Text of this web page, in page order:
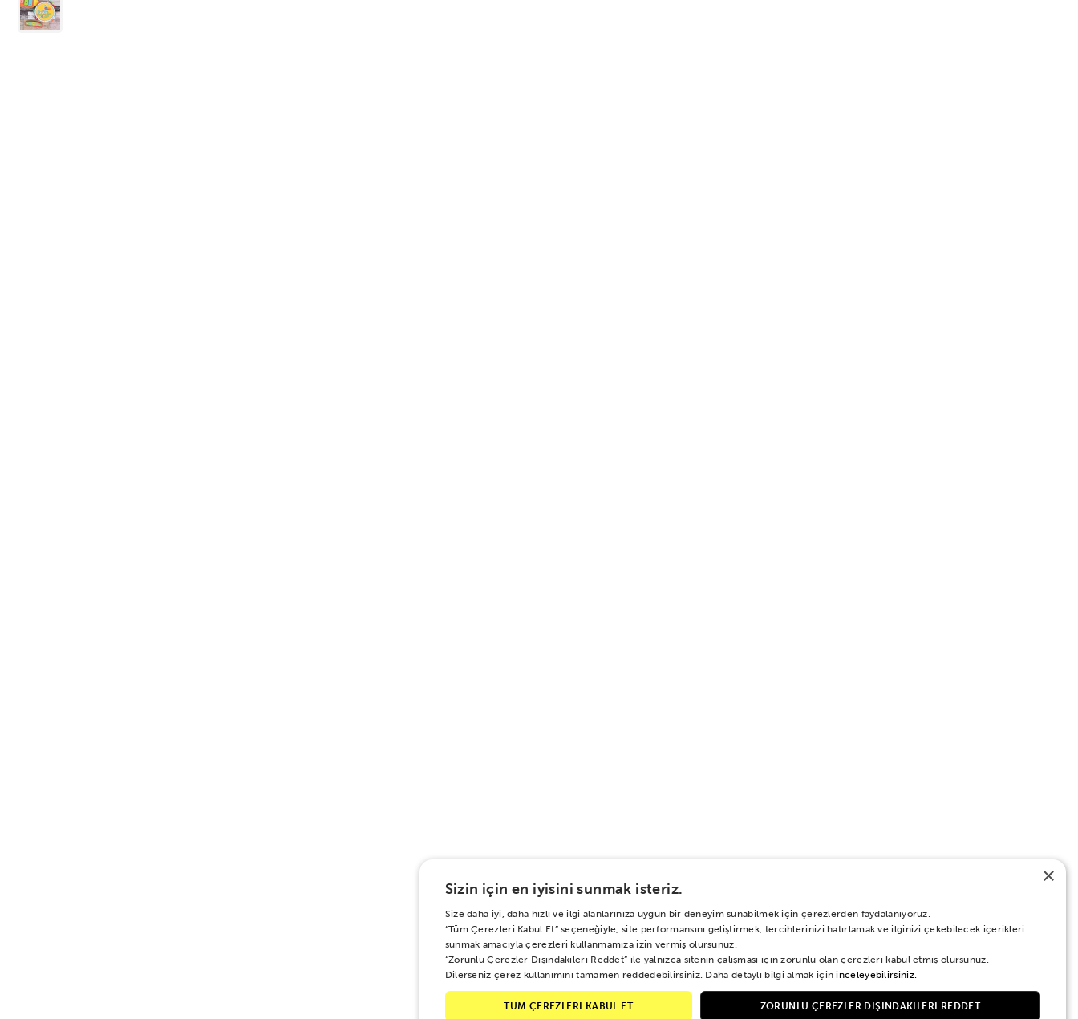
×
Sizin için en iyisini sunmak isteriz.
Size daha iyi, daha hızlı ve ilgi alanlarınıza uygun bir deneyim sunabilmek için çerezlerden faydalanıyoruz.
“Tüm Çerezleri Kabul Et” seçeneğiyle, site performansını geliştirmek, tercihlerinizi hatırlamak ve ilginizi çekebilecek içerikleri
sunmak amacıyla çerezleri kullanmamıza izin vermiş olursunuz.
“Zorunlu Çerezler Dışındakileri Reddet” ile yalnızca sitenin çalışması için zorunlu olan çerezleri kabul etmiş olursunuz.
Dilerseniz çerez kullanımını tamamen reddedebilirsiniz. Daha detaylı bilgi almak içininceleyebilirsiniz.
TÜM ÇEREZLERİ KABUL ET ZORUNLU ÇEREZLER DIŞINDAKILERI REDDET